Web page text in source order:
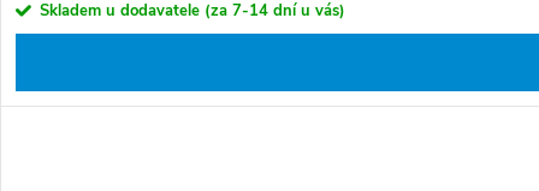
Skladem u dodavatele (za 7-14 dní u vás)